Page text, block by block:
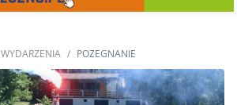
WYDARZENIA POZEGNANIE